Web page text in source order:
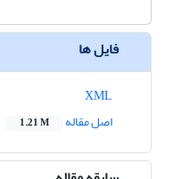
فایل ها
اصل مقاله
1.21 M